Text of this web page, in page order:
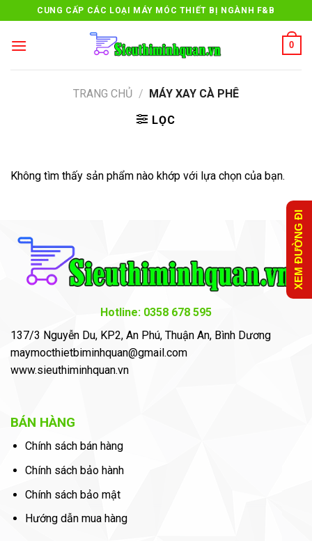
content
CUNG CẤP CÁC LOẠI MÁY MÓC THIẾT BỊ NGÀNH F&B
0
TRANG CHỦ / MÁY XAY CÀ PHÊ
LỌC
Không tìm thấy sản phẩm nào khớp với lựa chọn của bạn.
XEM ĐƯỜNG ĐI
Hotline: 0358 678 595
137/3 Nguyễn Du, KP2, An Phú, Thuận An, Bình Dương
maymocthietbiminhquan@gmail.com
www.sieuthiminhquan.vn
BÁN HÀNG
Chính sách bán hàng
Chính sách bảo hành
Chính sách bảo mật
Hướng dẫn mua hàng